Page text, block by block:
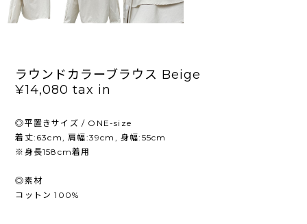
ラウンドカラーブラウス Beige
¥14,080 tax in
◎平置きサイズ / ONE-size
着丈:63cm, 肩幅:39cm, 身幅:55cm
※身長158cm着用
◎素材
コットン 100%